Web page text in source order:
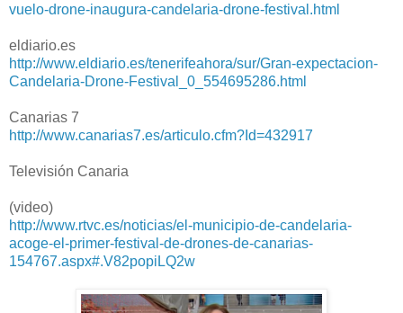
vuelo-drone-inaugura-candelaria-drone-festival.html
eldiario.es
http://www.eldiario.es/tenerifeahora/sur/Gran-expectacion-
Candelaria-Drone-Festival_0_554695286.html
Canarias 7
http://www.canarias7.es/articulo.cfm?Id=432917
Televisión Canaria
(video)
http://www.rtvc.es/noticias/el-municipio-de-candelaria-
acoge-el-primer-festival-de-drones-de-canarias-
154767.aspx#.V82popiLQ2w